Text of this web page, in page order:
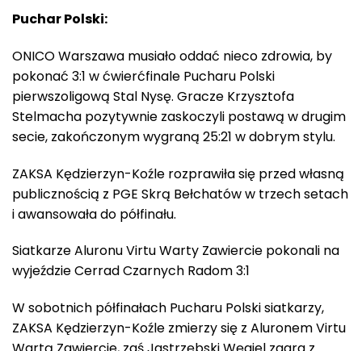
Puchar Polski:
ONICO Warszawa musiało oddać nieco zdrowia, by
pokonać 3:1 w ćwierćfinale Pucharu Polski
pierwszoligową Stal Nysę. Gracze Krzysztofa
Stelmacha pozytywnie zaskoczyli postawą w drugim
secie, zakończonym wygraną 25:21 w dobrym stylu.
ZAKSA Kędzierzyn-Koźle rozprawiła się przed własną
publicznością z PGE Skrą Bełchatów w trzech setach
i awansowała do półfinału.
Siatkarze Aluronu Virtu Warty Zawiercie pokonali na
wyjeździe Cerrad Czarnych Radom 3:1
W sobotnich półfinałach Pucharu Polski siatkarzy,
ZAKSA Kędzierzyn-Koźle zmierzy się z Aluronem Virtu